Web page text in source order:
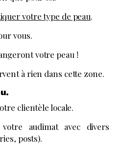
votre type de peau.
vous.
votre peau !
à rien dans cette zone.
clientèle locale.
audimat avec divers
posts).